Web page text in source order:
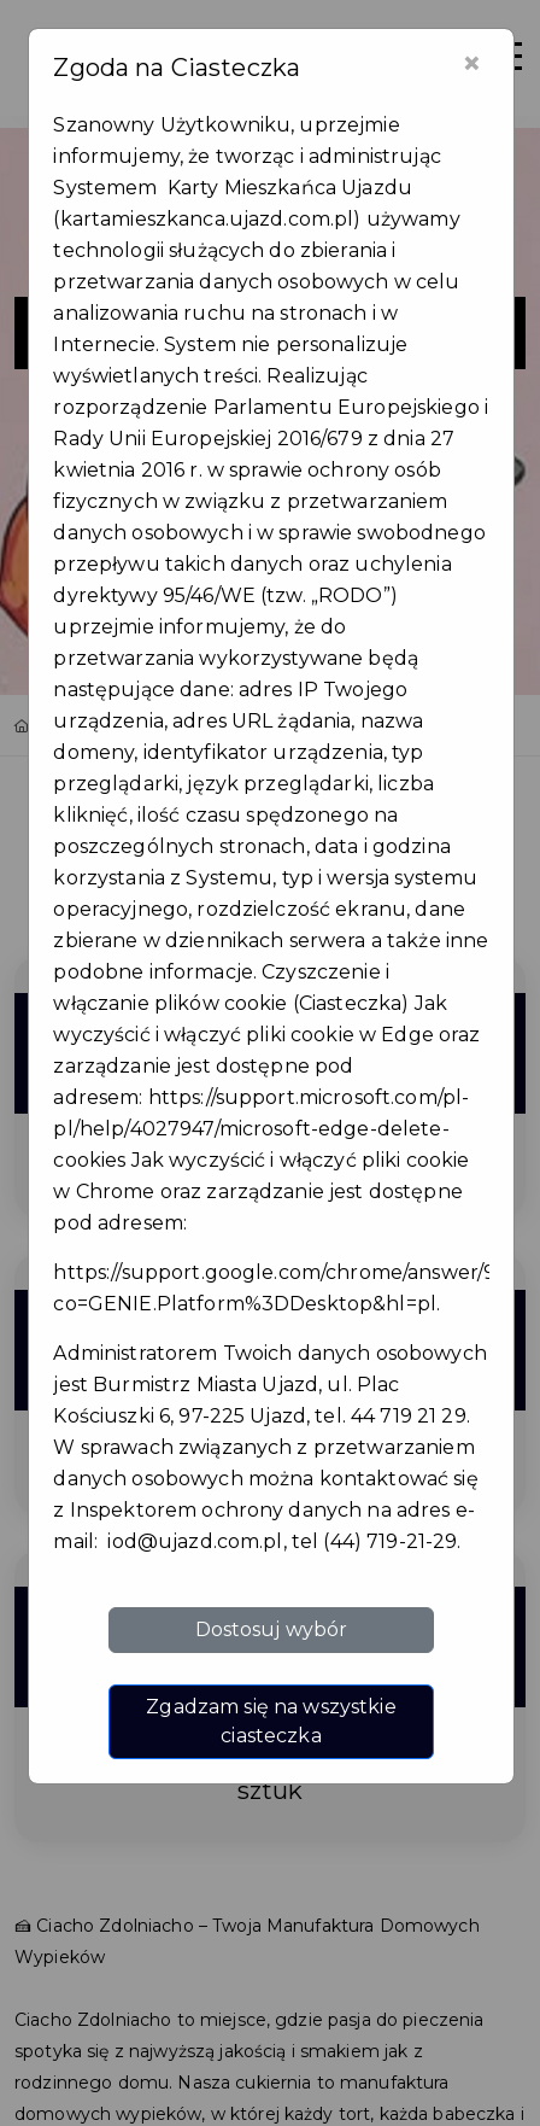
Zaloguj
Ciacho Zdolniacho - Wypieki
Domowe
Home Oferty Ciacho Zdolniacho - Wypieki Domowe
Regulamin i warunki
10%
ZNIŻKI
na tort od 20 osób
10%
ZNIŻKI
na pełne blachy ciast
5%
ZNIŻKI
babeczki, monoporcje, deserki od 6
sztuk
🍰 Ciacho Zdolniacho – Twoja Manufaktura Domowych
Wypieków
Ciacho Zdolniacho to miejsce, gdzie pasja do pieczenia
spotyka się z najwyższą jakością i smakiem jak z
rodzinnego domu. Nasza cukiernia to manufaktura
domowych wypieków, w której każdy tort, każda babeczka i
×
Zgoda na Ciasteczka
Szanowny Użytkowniku, uprzejmie
informujemy, że tworząc i administrując
Systemem Karty Mieszkańca Ujazdu
(kartamieszkanca.ujazd.com.pl) używamy
technologii służących do zbierania i
przetwarzania danych osobowych w celu
analizowania ruchu na stronach i w
Internecie. System nie personalizuje
wyświetlanych treści. Realizując
rozporządzenie Parlamentu Europejskiego i
Rady Unii Europejskiej 2016/679 z dnia 27
kwietnia 2016 r. w sprawie ochrony osób
fizycznych w związku z przetwarzaniem
danych osobowych i w sprawie swobodnego
przepływu takich danych oraz uchylenia
dyrektywy 95/46/WE (tzw. „RODO”)
uprzejmie informujemy, że do
przetwarzania wykorzystywane będą
następujące dane: adres IP Twojego
urządzenia, adres URL żądania, nazwa
domeny, identyfikator urządzenia, typ
przeglądarki, język przeglądarki, liczba
kliknięć, ilość czasu spędzonego na
poszczególnych stronach, data i godzina
korzystania z Systemu, typ i wersja systemu
operacyjnego, rozdzielczość ekranu, dane
zbierane w dziennikach serwera a także inne
podobne informacje. Czyszczenie i
włączanie plików cookie (Ciasteczka) Jak
wyczyścić i włączyć pliki cookie w Edge oraz
zarządzanie jest dostępne pod
adresem: https://support.microsoft.com/pl-
pl/help/4027947/microsoft-edge-delete-
cookies Jak wyczyścić i włączyć pliki cookie
w Chrome oraz zarządzanie jest dostępne
pod adresem:
https://support.google.com/chrome/answer/
co=GENIE.Platform%3DDesktop&hl=pl .
Administratorem Twoich danych osobowych
jest Burmistrz Miasta Ujazd, ul. Plac
Kościuszki 6, 97-225 Ujazd, tel. 44 719 21 29.
W sprawach związanych z przetwarzaniem
danych osobowych można kontaktować się
z Inspektorem ochrony danych na adres e-
mail:iod@ujazd.com.pl , tel (44) 719-21-29.
Dostosuj wybór
Zgadzam się na wszystkie
ciasteczka